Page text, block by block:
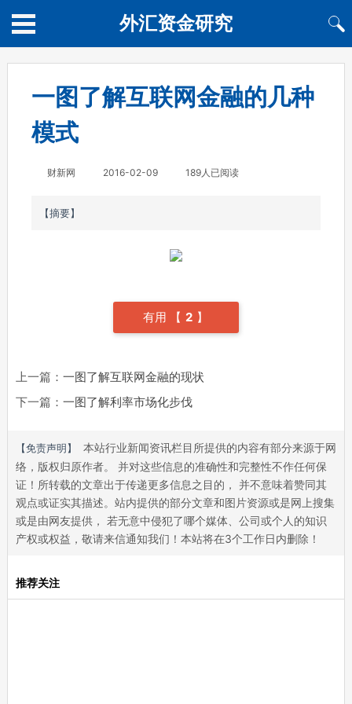
外汇资金研究
一图了解互联网金融的几种
模式
财新网 2016-02-09 189人已阅读
【摘要】
有用 【 2 】
上一篇： 一图了解互联网金融的现状
下一篇： 一图了解利率市场化步伐
【免责声明】
本站行业新闻资讯栏目所提供的内容有部分来源于网
络，版权归原作者。 并对这些信息的准确性和完整性不作任何保
证！所转载的文章出于传递更多信息之目的， 并不意味着赞同其
观点或证实其描述。站内提供的部分文章和图片资源或是网上搜集
或是由网友提供， 若无意中侵犯了哪个媒体、公司或个人的知识
产权或权益，敬请来信通知我们！本站将在3个工作日内删除！
推荐关注